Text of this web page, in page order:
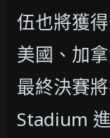
伍也將獲
美國、加
最終決賽
Stadium